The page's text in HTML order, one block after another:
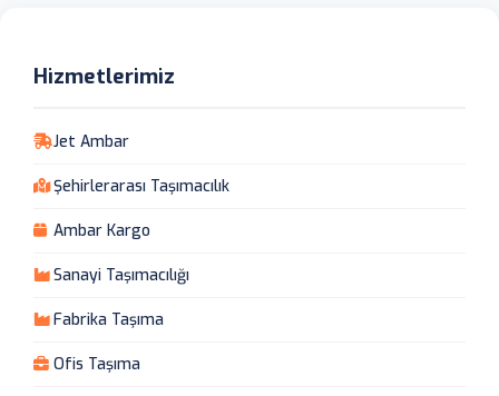
Hizmetlerimiz
Jet Ambar
Şehirlerarası Taşımacılık
Ambar Kargo
Sanayi Taşımacılığı
Fabrika Taşıma
Ofis Taşıma